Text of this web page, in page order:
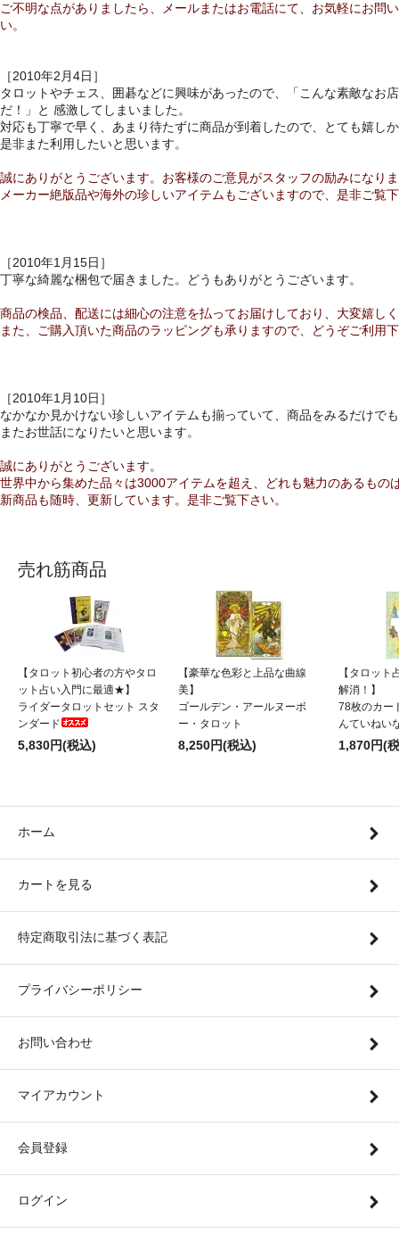
ご不明な点がありましたら、メールまたはお電話にて、お気軽にお問
い。
［2010年2月4日］
タロットやチェス、囲碁などに興味があったので、「こんな素敵なお
だ！」と 感激してしまいました。
対応も丁寧で早く、あまり待たずに商品が到着したので、とても嬉し
是非また利用したいと思います。
誠にありがとうございます。お客様のご意見がスタッフの励みになり
メーカー絶版品や海外の珍しいアイテムもございますので、是非ご覧
［2010年1月15日］
丁寧な綺麗な梱包で届きました。どうもありがとうございます。
商品の検品、配送には細心の注意を払ってお届けしており、大変嬉し
また、ご購入頂いた商品のラッピングも承りますので、どうぞご利用
［2010年1月10日］
なかなか見かけない珍しいアイテムも揃っていて、商品をみるだけで
またお世話になりたいと思います。
誠にありがとうございます。
世界中から集めた品々は3000アイテムを超え、どれも魅力のあるもの
新商品も随時、更新しています。是非ご覧下さい。
売れ筋商品
【タロット初心者の方やタロ
ット占い入門に最適★】
ライダータロットセット スタ
ンダード
5,830円(税込)
【豪華な色彩と上品な曲線
美】
ゴールデン・アールヌーボ
ー・タロット
8,250円(税込)
【タロット
解消！】
78枚のカー
んていねい
1,870円(
ホーム
カートを見る
特定商取引法に基づく表記
プライバシーポリシー
お問い合わせ
マイアカウント
会員登録
ログイン